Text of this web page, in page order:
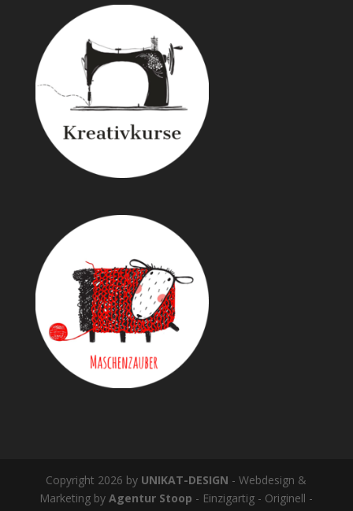
Copyright 2026 by UNIKAT-DESIGN - Webdesign &
Marketing byAgentur Stoop - Einzigartig - Originell -